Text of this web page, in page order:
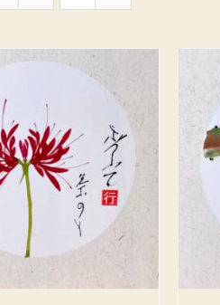
AL CARRELLO
/
DETTAGLI